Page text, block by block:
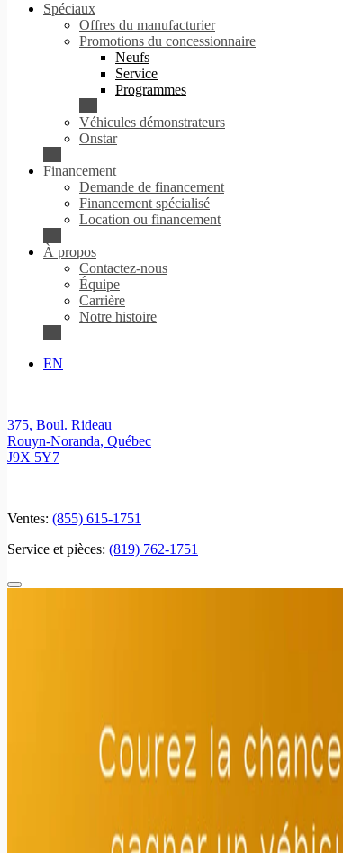
Spéciaux
Offres du manufacturier
Promotions du concessionnaire
Neufs
Service
Programmes
Véhicules démonstrateurs
Onstar
Financement
Demande de financement
Financement spécialisé
Location ou financement
À propos
Contactez-nous
Équipe
Carrière
Notre histoire
EN
375, Boul. Rideau
Rouyn-Noranda, Québec
J9X 5Y7
Ventes: (855) 615-1751
Service et pièces: (819) 762-1751